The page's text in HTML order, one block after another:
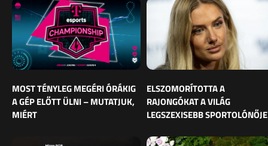
MOST TÉNYLEG MEGÉRI ÓRÁKIG
A GÉP ELŐTT ÜLNI – MUTATJUK,
MIÉRT
ELSZOMORÍTOTTA A
RAJONGÓKAT A VILÁG
LEGSZEXISEBB SPORTOLÓNŐJE